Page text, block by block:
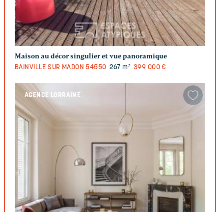
Maison au décor singulier et vue panoramique
BAINVILLE SUR MADON 54550 267 m² 399 000 €
AGENCE LORRAINE